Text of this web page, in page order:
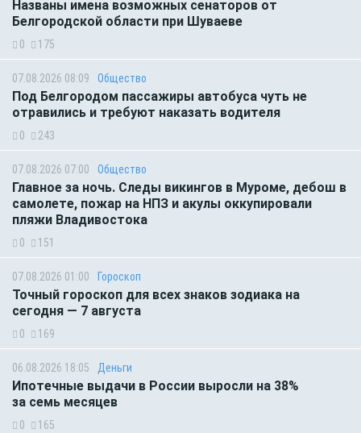
Названы имена возможных сенаторов от
Белгородской области при Шуваеве
0 175
07.08.2026 08:09 Общество
Под Белгородом пассажиры автобуса чуть не
отравились и требуют наказать водителя
0 243
07.08.2026 07:00 Общество
Главное за ночь. Следы викингов в Муроме, дебош в
самолете, пожар на НПЗ и акулы оккупировали
пляжи Владивостока
0 151
07.08.2026 01:00 Гороскоп
Точный гороскоп для всех знаков зодиака на
сегодня — 7 августа
0 169
06.08.2026 18:05 Деньги
Ипотечные выдачи в России выросли на 38%
за семь месяцев
0 165